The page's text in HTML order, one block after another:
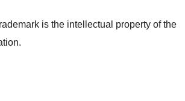
is the intellectual property of the